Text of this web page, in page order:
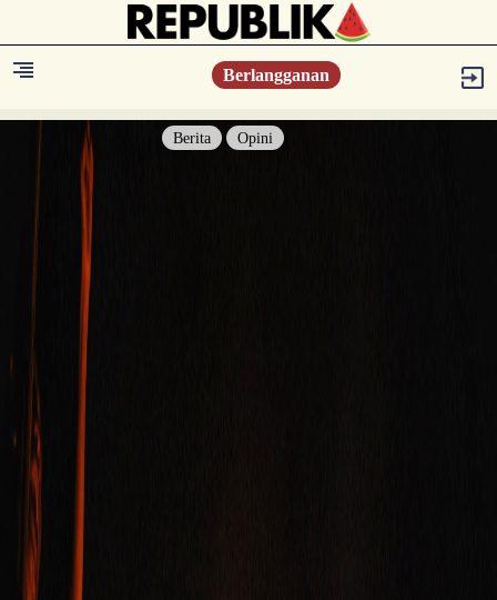
Berlangganan
Berita Opini
Berita
Islam Digest
Hikmah
Opini
Sejarah
Lensa